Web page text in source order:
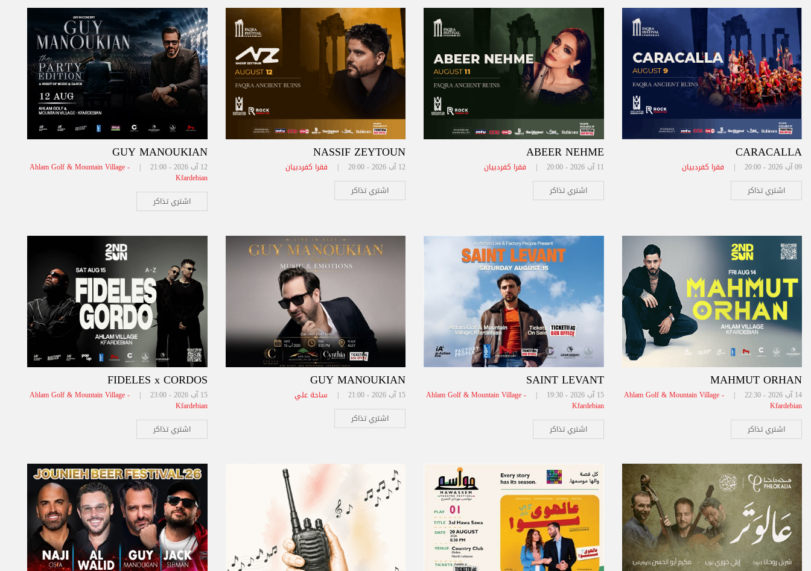
CARACALLA
09 آب 2026 - 20:00 |
فقرا كفردبيان
اشتري تذاكر
ABEER NEHME
11 آب 2026 - 20:00 |
فقرا كفردبيان
اشتري تذاكر
NASSIF ZEYTOUN
12 آب 2026 - 20:00 |
فقرا كفردبيان
اشتري تذاكر
GUY MANOUKIAN
12 آب 2026 - 21:00 |
Ahlam Golf & Mountain Village -
Kfardebian
اشتري تذاكر
MAHMUT ORHAN
14 آب 2026 - 22:30 |
Ahlam Golf & Mountain Village -
Kfardebian
اشتري تذاكر
SAINT LEVANT
15 آب 2026 - 19:30 |
Ahlam Golf & Mountain Village -
Kfardebian
اشتري تذاكر
GUY MANOUKIAN
15 آب 2026 - 21:00 |
ساحة علي
اشتري تذاكر
FIDELES x CORDOS
15 آب 2026 - 23:00 |
Ahlam Golf & Mountain Village -
Kfardebian
اشتري تذاكر